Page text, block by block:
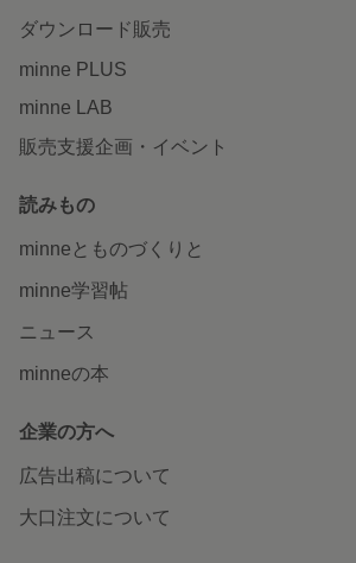
ダウンロード販売
minne PLUS
minne LAB
販売支援企画・イベント
読みもの
minneとものづくりと
minne学習帖
ニュース
minneの本
企業の方へ
広告出稿について
大口注文について